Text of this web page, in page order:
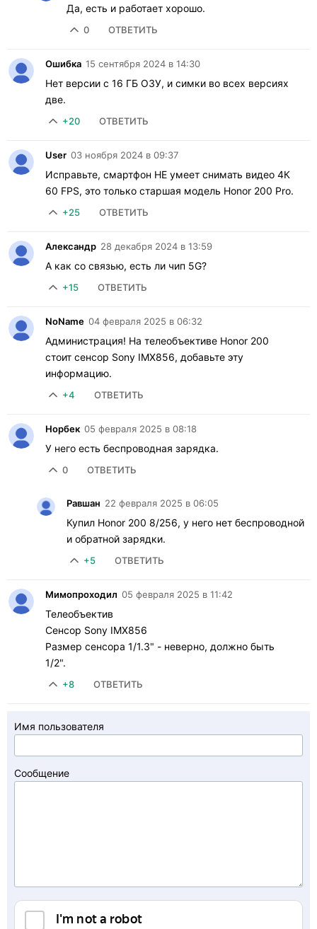
Да, есть и работает хорошо.
0 ОТВЕТИТЬ
Ошибка 15 сентября 2024 в 14:30
Нет версии с 16 ГБ ОЗУ, и симки во всех версиях
две.
+20 ОТВЕТИТЬ
User 03 ноября 2024 в 09:37
Исправьте, смартфон НЕ умеет снимать видео 4К
60 FPS, это только старшая модель Honor 200 Pro.
+25 ОТВЕТИТЬ
Александр 28 декабря 2024 в 13:59
А как со связью, есть ли чип 5G?
+15 ОТВЕТИТЬ
NoName 04 февраля 2025 в 06:32
Администрация! На телеобъективе Honor 200
стоит сенсор Sony IMX856, добавьте эту
информацию.
+4 ОТВЕТИТЬ
Норбек 05 февраля 2025 в 08:18
У него есть беспроводная зарядка.
0 ОТВЕТИТЬ
Равшан 22 февраля 2025 в 06:05
Купил Honor 200 8/256, у него нет беспроводной
и обратной зарядки.
+5 ОТВЕТИТЬ
Мимопроходил 05 февраля 2025 в 11:42
Телеобъектив
Сенсор Sony IMX856
Размер сенсора 1/1.3" - неверно, должно быть
1/2".
+8 ОТВЕТИТЬ
Имя пользователя
Сообщение